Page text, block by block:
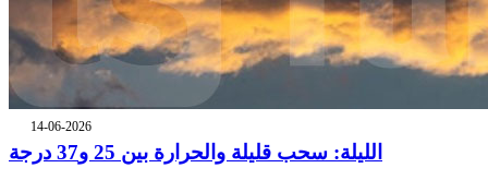
14-06-2026
الليلة: سحب قليلة والحرارة بين 25 و37 درجة